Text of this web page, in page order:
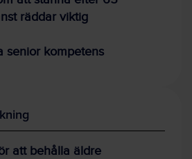
räddar viktig
senior kompetens
att behålla äldre